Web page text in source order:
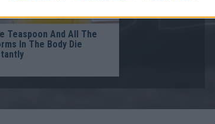
Teaspoon And All The
In The Body Die